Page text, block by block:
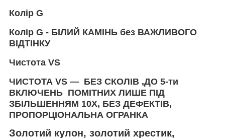
Колір G
Колір G - БІЛИЙ КАМІНЬ без ВАЖЛИВОГО
ВІДТІНКУ
Чистота VS
ЧИСТОТА VS — БЕЗ СКОЛІВ ,ДО 5-ти
ВКЛЮЧЕНЬ ПОМІТНИХ ЛИШЕ ПІД
ЗБІЛЬШЕННЯМ 10Х, БЕЗ ДЕФЕКТІВ,
ПРОПОРЦІОНАЛЬНА ОГРАНКА
Золотий кулон, золотий хрестик,